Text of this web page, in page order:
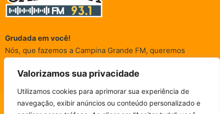
Valorizamos sua privacidade
Utilizamos cookies para aprimorar sua experiência de
navegação, exibir anúncios ou conteúdo personalizado e
Grudada em você!
Nós, que fazemos a Campina Grande FM, queremos
acompanham sempre. É para vocês que a Rádio existe e por
vocês que as informações (informativas, de entretenimento,
promocionais e de conscientização) são realizadas.